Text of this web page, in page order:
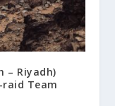
– Riyadh)
raid Team